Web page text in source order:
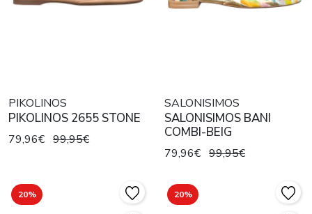
PIKOLINOS
PIKOLINOS 2655 STONE
79,96€ 99,95€
SALONISIMOS
SALONISIMOS BANI
COMBI-BEIG
79,96€ 99,95€
20% 20%